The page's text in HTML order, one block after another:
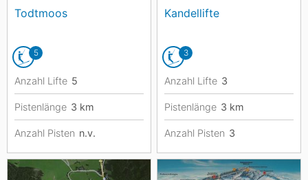
Todtmoos
5
Anzahl Lifte 5
Pistenlänge 3 km
Anzahl Pisten n.v.
Kandellifte
3
Anzahl Lifte 3
Pistenlänge 3 km
Anzahl Pisten 3